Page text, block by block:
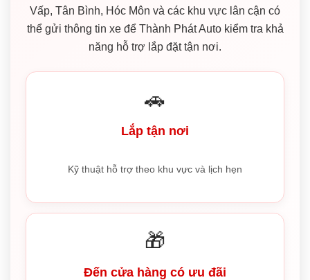
Vấp, Tân Bình, Hóc Môn và các khu vực lân cận có
thể gửi thông tin xe để Thành Phát Auto kiểm tra khả
năng hỗ trợ lắp đặt tận nơi.
🚗
Lắp tận nơi
Kỹ thuật hỗ trợ theo khu vực và lịch hẹn
🎁
Đến cửa hàng có ưu đãi